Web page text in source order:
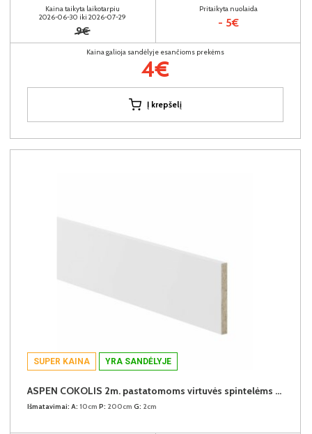
Kaina taikyta laikotarpiu
2026-06-30 iki 2026-07-29
9€
Pritaikyta nuolaida
- 5€
Kaina galioja sandėlyje esančioms prekėms
4€
Į krepšelį
SUPER KAINA YRA SANDĖLYJE
ASPEN COKOLIS 2m. pastatomoms virtuvės spintelėms (2 metrai) (Baltas)
Išmatavimai: A: 10cm P: 200cm G: 2cm